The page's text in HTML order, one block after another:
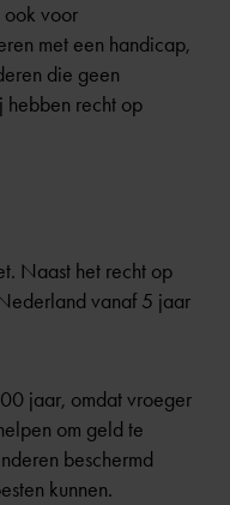
ook voor
met een handicap,
die geen
recht op
Naast het recht op
vanaf 5 jaar
jaar, omdat vroeger
om geld te
beschermd
kunnen.